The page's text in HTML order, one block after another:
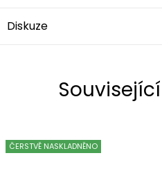
Diskuze
ČERSTVĚ NASKLADNĚNO